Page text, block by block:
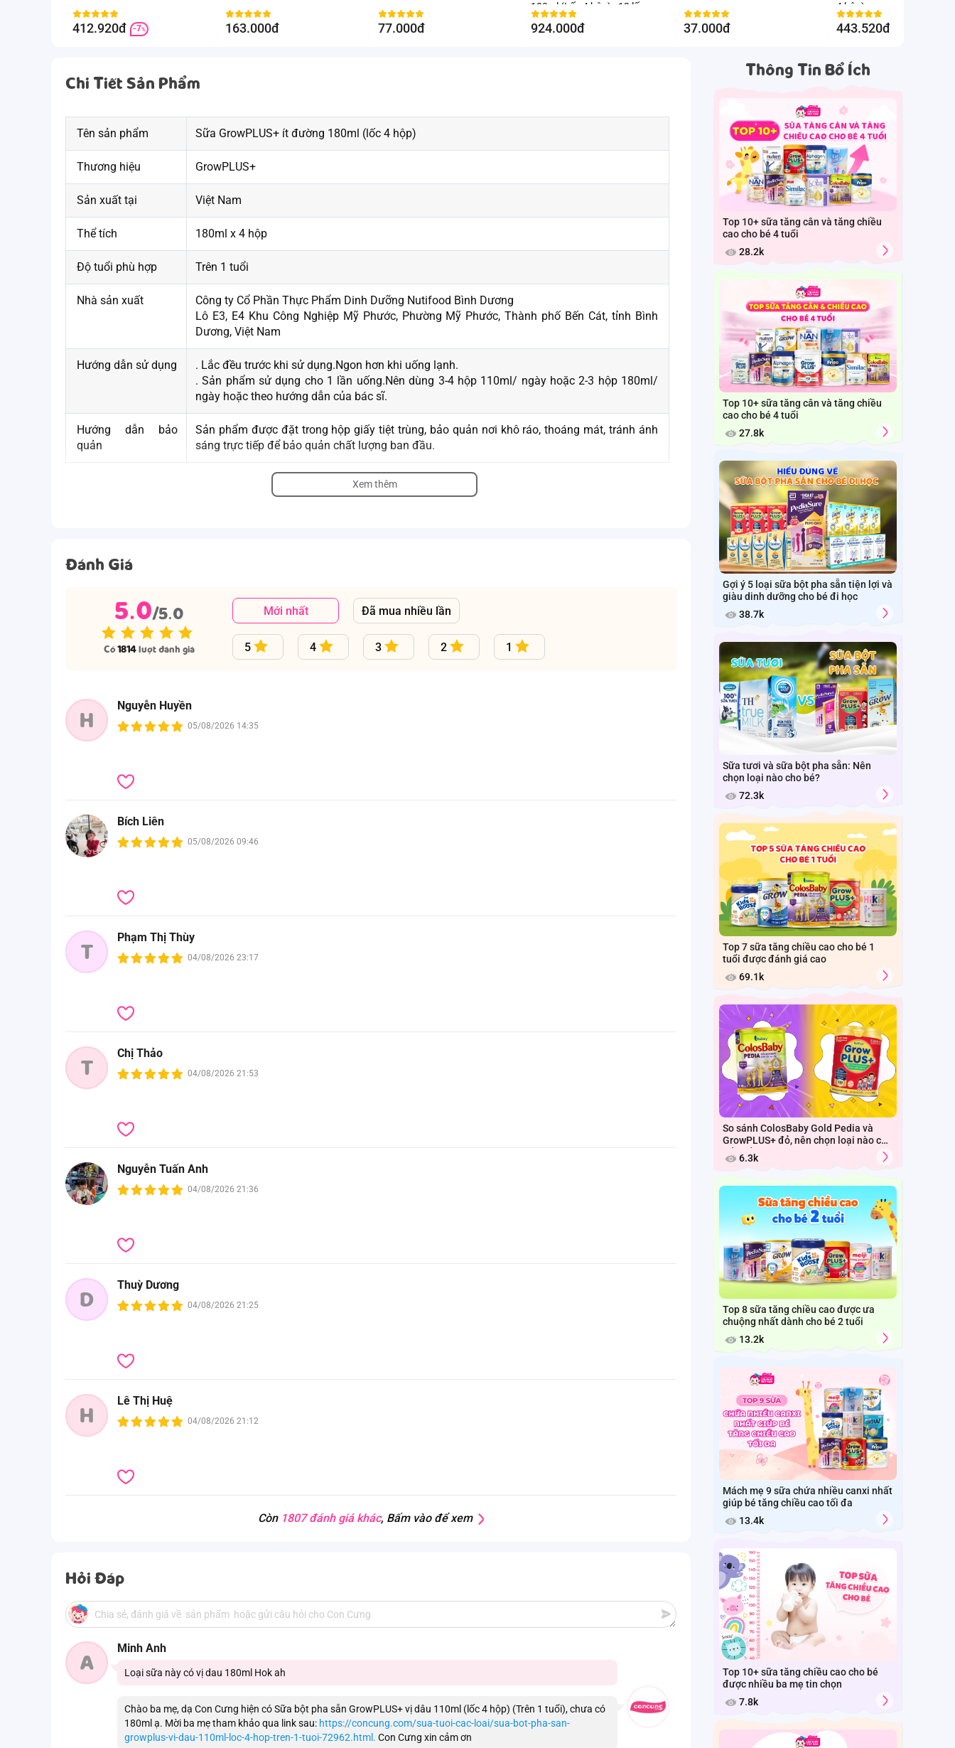
412.920đ -7% 163.000đ 77.000đ
180ml (Lốc 4 hộp) - 12 lốc
924.000đ 37.000đ
4 hộp)
443.520đ
Chi Tiết Sản Phẩm
Tên sản phẩm Sữa GrowPLUS+ ít đường 180ml (lốc 4 hộp)
Thương hiệu GrowPLUS+
Sản xuất tại Việt Nam
Thể tích 180ml x 4 hộp
Độ tuổi phù hợp Trên 1 tuổi
Nhà sản xuất
Công ty Cổ Phần Thực Phẩm Dinh Dưỡng Nutifood Bình Dương
Lô E3, E4 Khu Công Nghiệp Mỹ Phước, Phường Mỹ Phước, Thành phố Bến Cát, tỉnh Bình
Dương, Việt Nam
Hướng dẫn sử dụng
. Lắc đều trước khi sử dụng.Ngon hơn khi uống lạnh.
. Sản phẩm sử dụng cho 1 lần uống.Nên dùng 3-4 hộp 110ml/ ngày hoặc 2-3 hộp 180ml/
ngày hoặc theo hướng dẫn của bác sĩ.
Hướng dẫn bảo
quản
Sản phẩm được đặt trong hộp giấy tiệt trùng, bảo quản nơi khô ráo, thoáng mát, tránh ánh
sáng trực tiếp để bảo quản chất lượng ban đầu.
Xem thêm
Đánh Giá
5.0/5.0
Có1814lượt đánh giá
Mới nhất Đã mua nhiều lần
5 4 3 2 1
H
Nguyễn Huyền
05/08/2026 14:35
Bích Liên
05/08/2026 09:46
T
Phạm Thị Thùy
04/08/2026 23:17
T
Chị Thảo
04/08/2026 21:53
Nguyễn Tuấn Anh
04/08/2026 21:36
D
Thuỳ Dương
04/08/2026 21:25
H
Lê Thị Huệ
04/08/2026 21:12
Còn 1807 đánh giá khác, Bấm vào để xem
Hỏi Đáp
A
Minh Anh
Loại sữa này có vị dau 180ml Hok ah
Chào ba mẹ, dạ Con Cưng hiện có Sữa bột pha sẵn GrowPLUS+ vị dâu 110ml (lốc 4 hộp) (Trên 1 tuổi), chưa có
180ml ạ. Mời ba mẹ tham khảo qua link sau: https://concung.com/sua-tuoi-cac-loai/sua-bot-pha-san-
growplus-vi-dau-110ml-loc-4-hop-tren-1-tuoi-72962.html. Con Cưng xin cảm ơn
Thông Tin Bổ Ích
Top 10+ sữa tăng cân và tăng chiều
cao cho bé 4 tuổi
28.2k
Top 10+ sữa tăng cân và tăng chiều
cao cho bé 4 tuổi
27.8k
Gợi ý 5 loại sữa bột pha sẵn tiện lợi và
giàu dinh dưỡng cho bé đi học
38.7k
Sữa tươi và sữa bột pha sẵn: Nên
chọn loại nào cho bé?
72.3k
Top 7 sữa tăng chiều cao cho bé 1
tuổi được đánh giá cao
69.1k
So sánh ColosBaby Gold Pedia và
GrowPLUS+ đỏ, nên chọn loại nào cho
trẻ biếng ăn chậm tăng cân trên 1
tuổi?
6.3k
Top 8 sữa tăng chiều cao được ưa
chuộng nhất dành cho bé 2 tuổi
13.2k
Mách mẹ 9 sữa chứa nhiều canxi nhất
giúp bé tăng chiều cao tối đa
13.4k
Top 10+ sữa tăng chiều cao cho bé
được nhiều ba mẹ tin chọn
7.8k